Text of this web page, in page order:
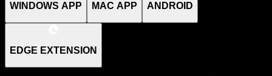
WINDOWS APP MAC APP ANDROID
EDGE EXTENSION